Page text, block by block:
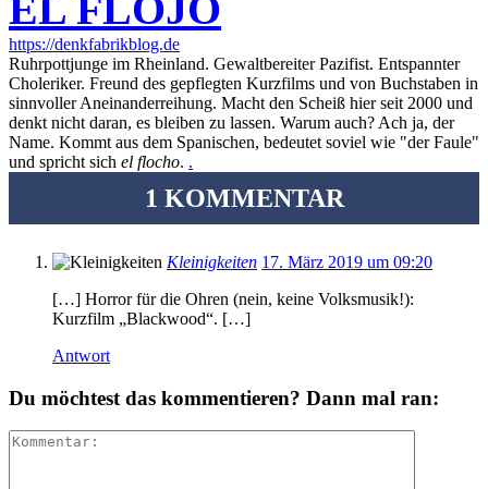
https://denkfabrikblog.de
Ruhrpottjunge im Rheinland. Gewaltbereiter Pazifist. Entspannter
Choleriker. Freund des gepflegten Kurzfilms und von Buchstaben in
sinnvoller Aneinanderreihung. Macht den Scheiß hier seit 2000 und
denkt nicht daran, es bleiben zu lassen. Warum auch? Ach ja, der
Name. Kommt aus dem Spanischen, bedeutet soviel wie "der Faule"
und spricht sich el flocho. .
1 KOMMENTAR
Kleinigkeiten 17. März 2019 um 09:20
[…] Horror für die Ohren (nein, keine Volksmusik!):
Kurzfilm „Blackwood“. […]
Antwort
Du möchtest das kommentieren? Dann mal ran: